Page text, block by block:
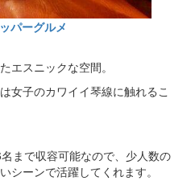
パーグルメ
エスニックな空間。
女子のカワイイ琴線に触れるこ
まで収容可能なので、少人数の
シーンで活躍してくれます。